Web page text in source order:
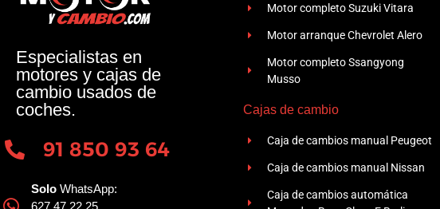
Especialistas en
motores y cajas de
cambio usados de
coches.
91 850 93 64
Solo WhatsApp:
627 47 22 25
Motor completo Suzuki Vitara
Motor arranque Chevrolet Alero
Motor completo Ssangyong
Musso
Cajas de cambio
Caja de cambios manual Peugeot
Caja de cambios manual Nissan
Caja de cambios automática